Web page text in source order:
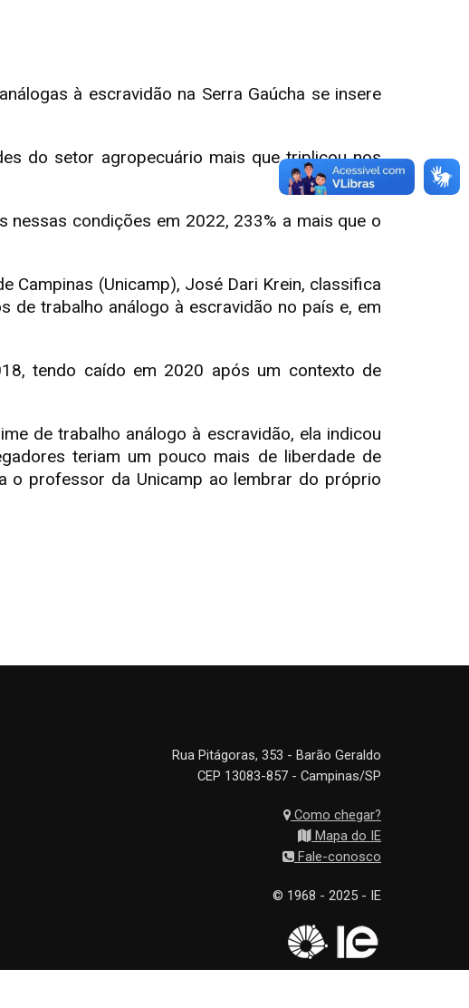
à escravidão na Serra Gaúcha se insere
do setor agropecuário mais que triplicou nos
condições em 2022, 233% a mais que o
Campinas (Unicamp), José Dari Krein, classifica
de trabalho análogo à escravidão no país e, em
tendo caído em 2020 após um contexto de
de trabalho análogo à escravidão, ela indicou
teriam um pouco mais de liberdade de
o professor da Unicamp ao lembrar do próprio
Rua Pitágoras, 353 - Barão Geraldo
CEP 13083-857 - Campinas/SP
Como chegar?
Mapa do IE
Fale-conosco
© 1968 - 2025 - IE